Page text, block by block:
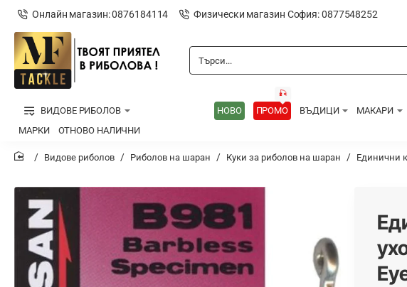
Онлайн магазин: 0876184114 Физически магазин София: 0877548252
Търси...
ВИДОВЕ РИБОЛОВ НОВО ПРОМО
🎣
ВЪДИЦИ МАКАРИ
МАРКИ
ОТНОВО НАЛИЧНИ
Видове риболов Риболов на шаран Куки за риболов на шаран Единични